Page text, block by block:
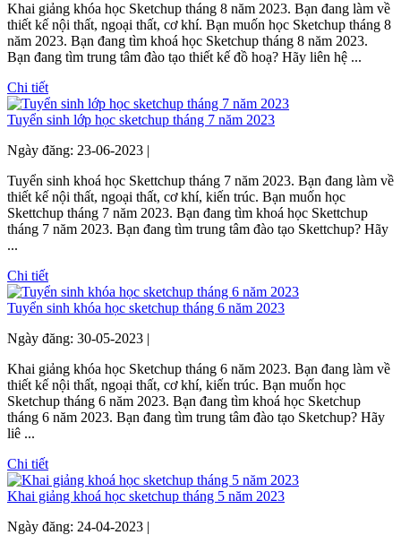
Khai giảng khóa học Sketchup tháng 8 năm 2023. Bạn đang làm về
thiết kế nội thất, ngoại thất, cơ khí. Bạn muốn học Sketchup tháng 8
năm 2023. Bạn đang tìm khoá học Sketchup tháng 8 năm 2023.
Bạn đang tìm trung tâm đào tạo thiết kế đồ hoạ? Hãy liên hệ ...
Chi tiết
Tuyển sinh lớp học sketchup tháng 7 năm 2023
Ngày đăng: 23-06-2023 |
Tuyển sinh khoá học Skettchup tháng 7 năm 2023. Bạn đang làm về
thiết kế nội thất, ngoại thất, cơ khí, kiến trúc. Bạn muốn học
Skettchup tháng 7 năm 2023. Bạn đang tìm khoá học Skettchup
tháng 7 năm 2023. Bạn đang tìm trung tâm đào tạo Skettchup? Hãy
...
Chi tiết
Tuyển sinh khóa học sketchup tháng 6 năm 2023
Ngày đăng: 30-05-2023 |
Khai giảng khóa học Sketchup tháng 6 năm 2023. Bạn đang làm về
thiết kế nội thất, ngoại thất, cơ khí, kiến trúc. Bạn muốn học
Sketchup tháng 6 năm 2023. Bạn đang tìm khoá học Sketchup
tháng 6 năm 2023. Bạn đang tìm trung tâm đào tạo Sketchup? Hãy
liê ...
Chi tiết
Khai giảng khoá học sketchup tháng 5 năm 2023
Ngày đăng: 24-04-2023 |